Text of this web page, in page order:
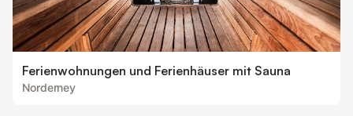
Ferienwohnungen und Ferienhäuser mit Sauna
Norderney